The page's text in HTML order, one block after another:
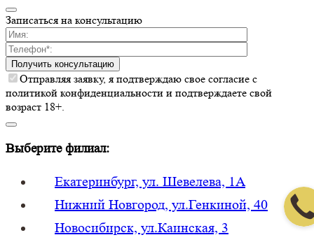
Записаться на консультацию
Получить консультацию
Отправляя заявку, я подтверждаю свое согласие с
политикой конфиденциальности и подтверждаете свой
возраст 18+.
Выберите филиал:
Екатеринбург, ул. Шевелева, 1А
Нижний Новгород, ул.Генкиной, 40
Новосибирск, ул.Каинская, 3